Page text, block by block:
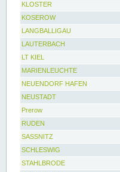
KLOSTER
KOSEROW
LANGBALLIGAU
LAUTERBACH
LT KIEL
MARIENLEUCHTE
NEUENDORF HAFEN
NEUSTADT
Prerow
RUDEN
SASSNITZ
SCHLESWIG
STAHLBRODE